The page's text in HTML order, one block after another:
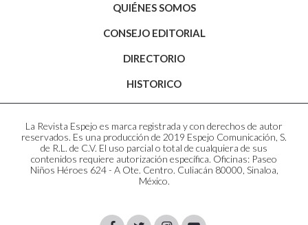
QUIÉNES SOMOS
CONSEJO EDITORIAL
DIRECTORIO
HISTORICO
La Revista Espejo es marca registrada y con derechos de autor
reservados. Es una producción de 2019 Espejo Comunicación, S.
de R.L. de C.V. El uso parcial o total de cualquiera de sus
contenidos requiere autorización específica. Oficinas: Paseo
Niños Héroes 624 - A Ote. Centro. Culiacán 80000, Sinaloa,
México.